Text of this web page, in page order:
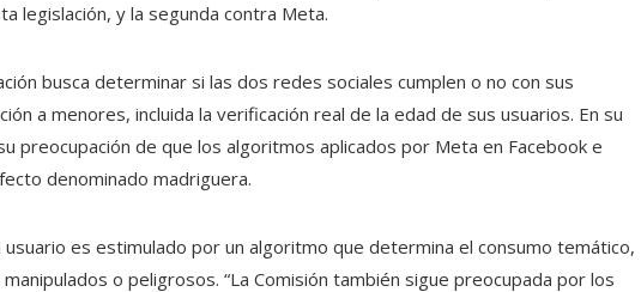
legislación, y la segunda contra Meta.
busca determinar si las dos redes sociales cumplen o no con sus
a menores, incluida la verificación real de la edad de sus usuarios. En su
preocupación de que los algoritmos aplicados por Meta en Facebook e
denominado madriguera.
es estimulado por un algoritmo que determina el consumo temático,
o peligrosos. “La Comisión también sigue preocupada por los